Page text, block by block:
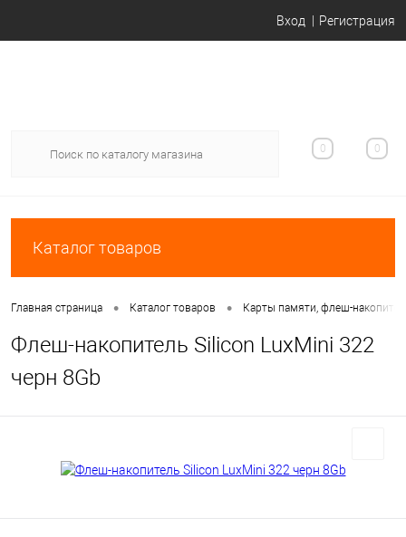
Вход Регистрация
0 0
Каталог товаров
Главная страница • Каталог товаров • Карты памяти, флеш-
Флеш-накопитель Silicon LuxMini 322
черн 8Gb